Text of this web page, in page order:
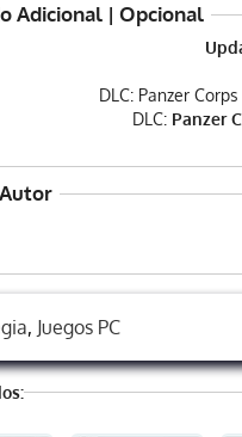
Adicional | Opcional
DLC: Panzer
DLC: Panzer
, Juegos PC